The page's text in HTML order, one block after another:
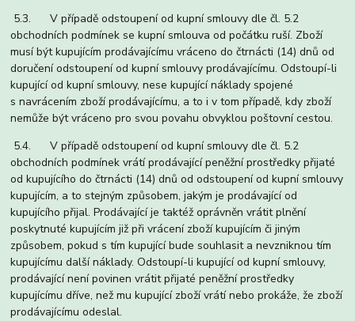
5.3. V případě odstoupení od kupní smlouvy dle čl. 5.2
obchodních podmínek se kupní smlouva od počátku ruší. Zboží
musí být kupujícím prodávajícímu vráceno do čtrnácti (14) dnů od
doručení odstoupení od kupní smlouvy prodávajícímu. Odstoupí-li
kupující od kupní smlouvy, nese kupující náklady spojené
s navrácením zboží prodávajícímu, a to i v tom případě, kdy zboží
nemůže být vráceno pro svou povahu obvyklou poštovní cestou.
5.4. V případě odstoupení od kupní smlouvy dle čl. 5.2
obchodních podmínek vrátí prodávající peněžní prostředky přijaté
od kupujícího do čtrnácti (14) dnů od odstoupení od kupní smlouvy
kupujícím, a to stejným způsobem, jakým je prodávající od
kupujícího přijal. Prodávající je taktéž oprávněn vrátit plnění
poskytnuté kupujícím již při vrácení zboží kupujícím či jiným
způsobem, pokud s tím kupující bude souhlasit a nevzniknou tím
kupujícímu další náklady. Odstoupí-li kupující od kupní smlouvy,
prodávající není povinen vrátit přijaté peněžní prostředky
kupujícímu dříve, než mu kupující zboží vrátí nebo prokáže, že zboží
prodávajícímu odeslal.